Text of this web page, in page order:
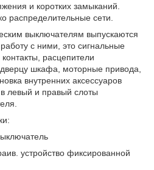
и коротких замыканий.
распределительные сети.
выключателям выпускаются
с ними, это сигнальные
расцепители
шкафа, моторные привода,
внутренних аксессуаров
левый и правый слоты
устройство фиксированной